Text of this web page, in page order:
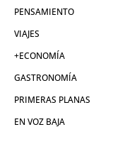
PENSAMIENTO
VIAJES
+ECONOMÍA
GASTRONOMÍA
PRIMERAS PLANAS
EN VOZ BAJA